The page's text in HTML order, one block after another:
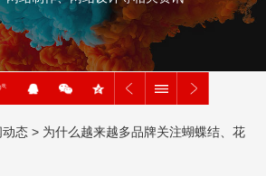
动态 > 为什么越来越多品牌关注蝴蝶结、花